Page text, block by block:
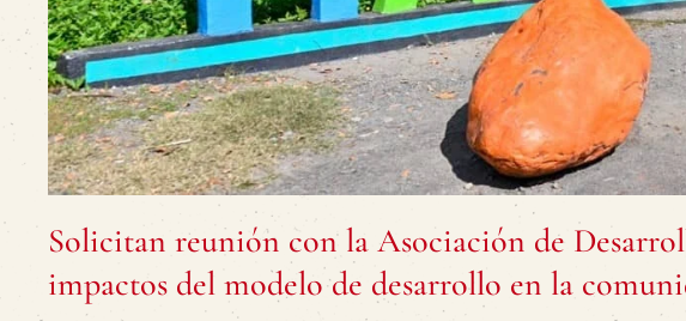
Solicitan reunión con la Asociación de
impactos del modelo de desarrollo en la